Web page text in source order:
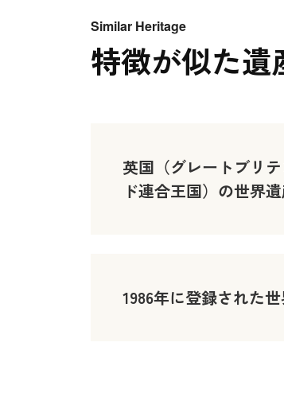
Similar Heritage
特徴が似た遺
英国（グレートブリ
ド連合王国）の世界
1986年に登録された